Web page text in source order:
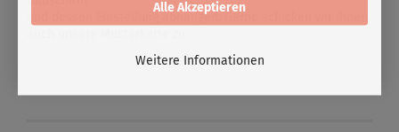
Alle Akzeptieren
Weitere Informationen
und dessen Einstellung abhängen. Gerne schicken wir Ihnen